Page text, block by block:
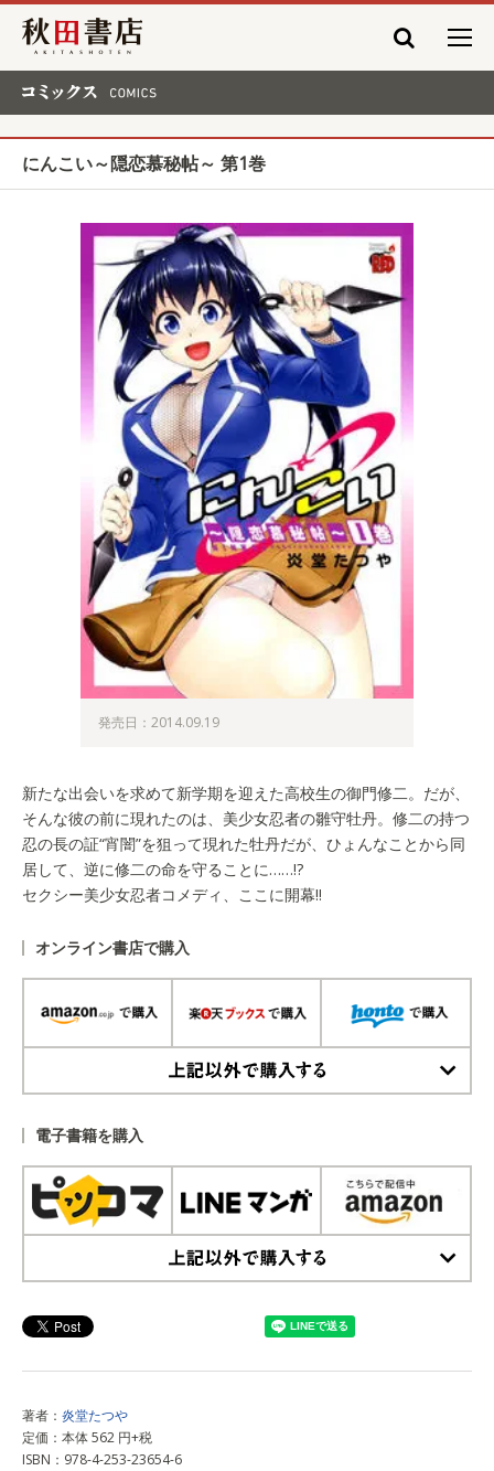
秋田書店
にんこい～隠恋慕秘帖～ 第1巻
発売日：2014.09.19
新たな出会いを求めて新学期を迎えた高校生の御門修二。だが、
そんな彼の前に現れたのは、美少女忍者の雛守牡丹。修二の持つ
忍の長の証“宵闇”を狙って現れた牡丹だが、ひょんなことから同
居して、逆に修二の命を守ることに……!?
セクシー美少女忍者コメディ、ここに開幕!!
オンライン書店で購入
電子書籍を購入
著者： 炎堂たつや
定価：本体 562 円+税
ISBN：978-4-253-23654-6